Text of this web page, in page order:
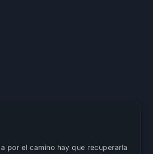
por el camino hay que recuperarla